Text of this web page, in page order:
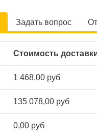
Стоимость
1 468,00 руб
135 078,00 руб
0,00 руб
Задать вопрос